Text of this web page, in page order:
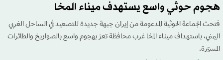
هجوم حوثي واسع يستهدف ميناء المخا
فتحت الجماعة الحوثية المدعومة من إيران جبهة جديدة للتصعيد في الساحل الغربي
اليمني، باستهداف ميناء المخا غرب محافظة تعز بهجوم واسع بالصواريخ والطائرات
المسيّرة.